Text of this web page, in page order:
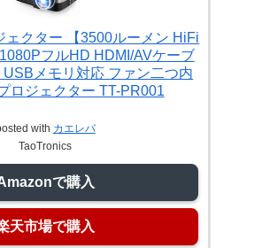
ェクター 【3500ルーメン HiFi
フルHD HDMI/AVケーブ
USBメモリ対応 ファン二つ内
ロジェクター TT-PR001
with カエレバ
TaoTronics
で購入
天市場で購入